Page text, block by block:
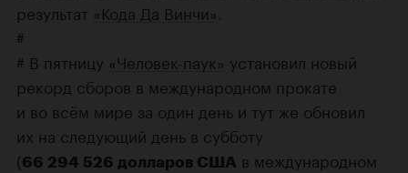
результат «Кода Да Винчи»
#
# В пятницу «Человек-паук» установил новый
рекорд сборов в международном прокате
и во всём мире за один день и тут же обновил
их на следующий день в субботу
(66 294 526 долларов США в международном